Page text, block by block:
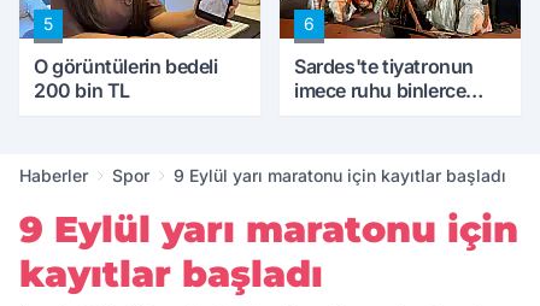
5
O görüntülerin bedeli
200 bin TL
6
Sardes'te tiyatronun
imece ruhu binlerce
Haberler Spor 9 Eylül yarı maratonu için kayıtlar başladı
9 Eylül yarı maratonu için
kayıtlar başladı